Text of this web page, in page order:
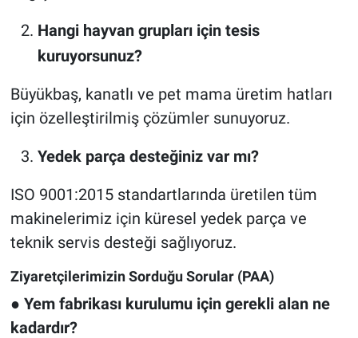
Hangi hayvan grupları için tesis
kuruyorsunuz?
Büyükbaş, kanatlı ve pet mama üretim hatları
için özelleştirilmiş çözümler sunuyoruz.
Yedek parça desteğiniz var mı?
ISO 9001:2015 standartlarında üretilen tüm
makinelerimiz için küresel yedek parça ve
teknik servis desteği sağlıyoruz.
Ziyaretçilerimizin Sorduğu Sorular (PAA)
● Yem fabrikası kurulumu için gerekli alan ne
kadardır?